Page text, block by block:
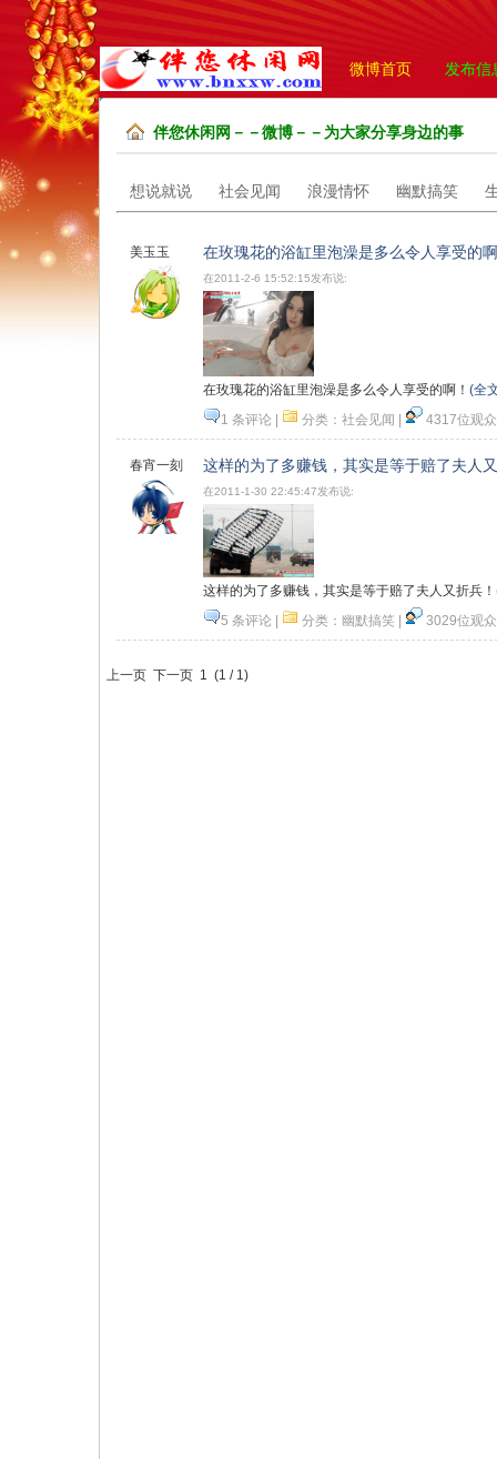
微博首页 发布信
伴您休闲网－－微博－－为大家分享身边的事
想说就说 社会见闻 浪漫情怀 幽默搞笑
美玉玉 在玫瑰花的浴缸里泡澡是多么令人享受的
在2011-2-6 15:52:15发布说:
在玫瑰花的浴缸里泡澡是多么令人享受的啊！ (全
1 条评论
分类： 社会见闻
4317位观众
感 音乐
顶一下
春宵一刻 这样的为了多赚钱，其实是等于赔了夫人
在2011-1-30 22:45:47发布说:
这样的为了多赚钱，其实是等于赔了夫人又折兵！
5 条评论
分类： 幽默搞笑
3029位观众
乐 图片
上一页 下一页 1 (1 / 1)